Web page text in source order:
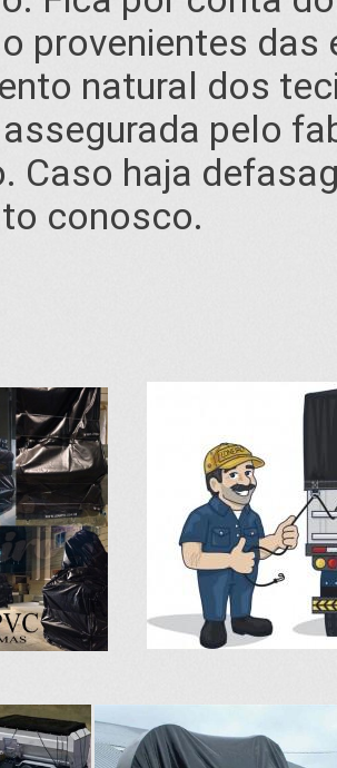
provenientes
natural dos
pelo
Caso haja
conosco.